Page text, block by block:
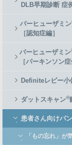
DLB早期診断 症
パーヒューザミン
［認知症編］
パーヒューザミン
［パーキンソン症
Definiteレビー小
ダットスキャン®
患者さん向けパ
「もの忘れ」が